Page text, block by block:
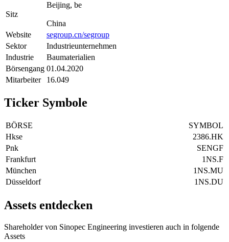
Sitz
Beijing, be
China
Website
segroup.cn/segroup
Sektor
Industrieunternehmen
Industrie
Baumaterialien
Börsengang 01.04.2020
Mitarbeiter
16.049
Ticker Symbole
BÖRSE
SYMBOL
Hkse
2386.HK
Pnk
SENGF
Frankfurt
1NS.F
München
1NS.MU
Düsseldorf
1NS.DU
Assets entdecken
Shareholder von Sinopec Engineering investieren auch in folgende
Assets